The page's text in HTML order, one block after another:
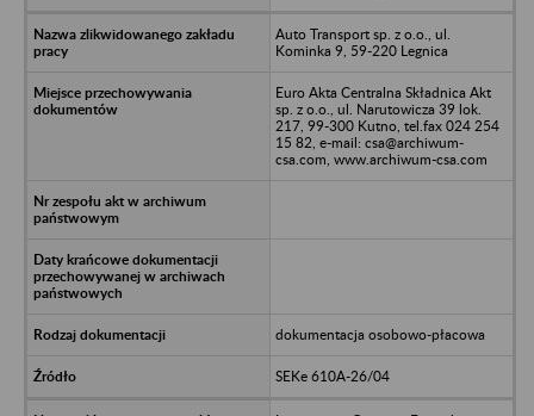
Auto Transport sp. z o.o., ul.
Kominka 9, 59-220 Legnica
Euro Akta Centralna Składnica Akt
sp. z o.o., ul. Narutowicza 39 lok.
217, 99-300 Kutno, tel.fax 024 254
15 82, e-mail: csa@archiwum-
csa.com, www.archiwum-csa.com
dokumentacja osobowo-płacowa
SEKe 610A-26/04